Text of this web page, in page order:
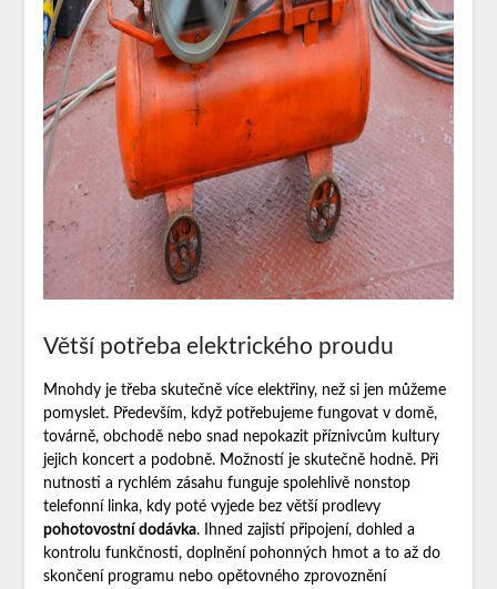
Větší potřeba elektrického proudu
Mnohdy je třeba skutečně více elektřiny, než si jen můžeme
pomyslet. Především, když potřebujeme fungovat v domě,
továrně, obchodě nebo snad nepokazit příznivcům kultury
jejich koncert a podobně. Možností je skutečně hodně. Při
nutnosti a rychlém zásahu funguje spolehlivě nonstop
telefonní linka, kdy poté vyjede bez větší prodlevy
pohotovostní dodávka. Ihned zajistí připojení, dohled a
kontrolu funkčnosti, doplnění pohonných hmot a to až do
skončení programu nebo opětovného zprovoznění